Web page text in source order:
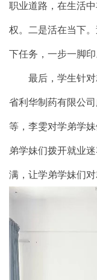
职业道路，在生活
权。二是活在当下
下任务，一步一脚印
最后，学生针
省利华制药有限公
等，李雯对学弟学
弟学妹们拨开就业
满，让学弟学妹们